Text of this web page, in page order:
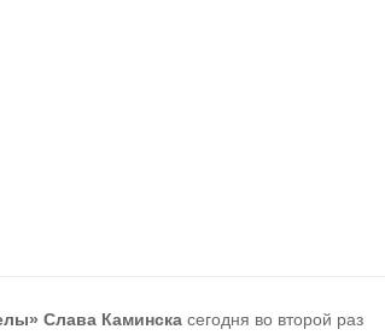
Слава Каминска сегодня во второй раз